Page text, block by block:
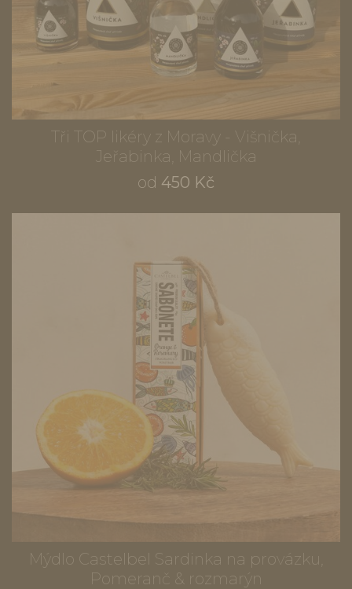
Tři TOP likéry z Moravy - Višnička,
Jeřabinka, Mandlička
od 450 Kč
Mýdlo Castelbel Sardinka na provázku,
Pomeranč & rozmarýn